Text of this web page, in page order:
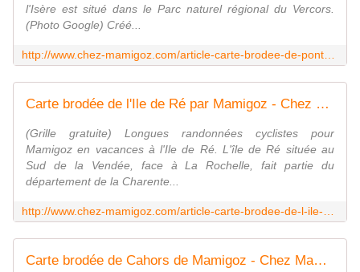
l'Isère est situé dans le Parc naturel régional du Vercors.
(Photo Google) Créé...
Carte brodée de l'Ile de Ré par Mamigoz - Chez Mamigoz
(Grille gratuite) Longues randonnées cyclistes pour
Mamigoz en vacances à l'Ile de Ré. L'île de Ré située au
Sud de la Vendée, face à La Rochelle, fait partie du
département de la Charente...
Carte brodée de Cahors de Mamigoz - Chez Mamigoz